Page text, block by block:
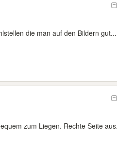
die man auf den Bildern gut...
zum Liegen. Rechte Seite